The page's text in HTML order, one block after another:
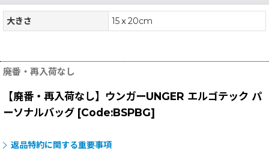
大きさ 15ｘ20cm
廃番・再入荷なし
【廃番・再入荷なし】ウンガーUNGER エルゴテック パ
ーソナルバッグ [Code:BSPBG]
返品特約に関する重要事項